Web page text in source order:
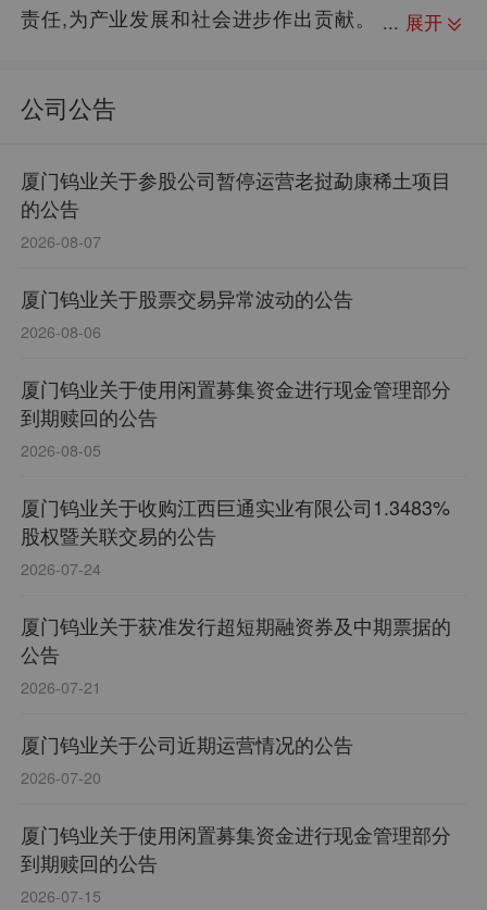
展开
责任,为产业发展和社会进步作出贡献。
粉、碳化钨粉、硬质合金、精密刀具、钨钼丝系列
冶钨资源深度开发应用关键技术”荣获国家科技进步
一等奖。行洛坑“复杂难处理钨矿高效分离关键技术
及工业化应用”荣获国家科学技术进步奖二等奖。厦
门金鹭“紫钨原位还原法超细硬质合金工业化制造技
术”荣获国家科技进步二等奖、金属与矿业行业“最佳
秀案例”、厦门市先进级智能工厂和绿色工厂、“卓越
级智能工厂”、“2025福建制造业企业100强”、“厦门
市先进级智能工厂”等。
公司公告
厦门钨业关于参股公司暂停运营老挝勐康稀土项目
的公告
2026-08-07
厦门钨业关于股票交易异常波动的公告
2026-08-06
厦门钨业关于使用闲置募集资金进行现金管理部分
到期赎回的公告
2026-08-05
厦门钨业关于收购江西巨通实业有限公司1.3483%
股权暨关联交易的公告
2026-07-24
厦门钨业关于获准发行超短期融资券及中期票据的
公告
2026-07-21
厦门钨业关于公司近期运营情况的公告
2026-07-20
厦门钨业关于使用闲置募集资金进行现金管理部分
到期赎回的公告
2026-07-15